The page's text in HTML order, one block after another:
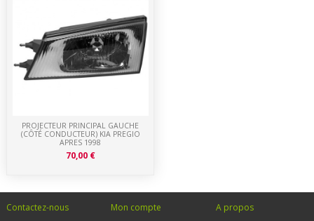
PROJECTEUR PRINCIPAL GAUCHE
(CÔTÉ CONDUCTEUR) KIA PREGIO
APRES 1998
70,00 €
Contactez-nous Mon compte A propos